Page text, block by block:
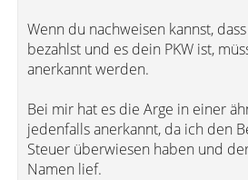
Wenn du nachweisen kannst,
bezahlst und es dein PKW ist,
anerkannt werden.
Bei mir hat es die Arge in einer
jedenfalls anerkannt, da ich den
Steuer überwiesen haben und
Namen lief.